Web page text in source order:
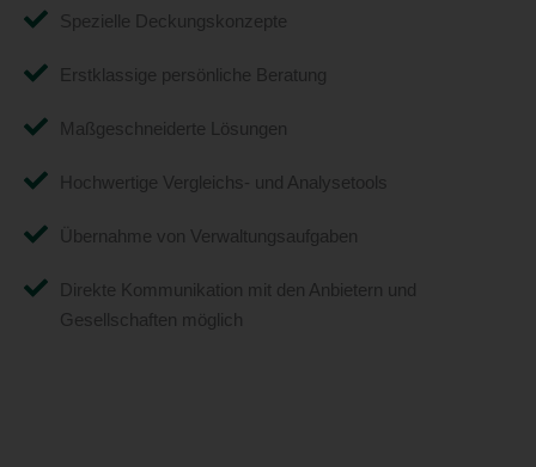
Spezielle Deckungskonzepte
Erstklassige persönliche Beratung
Maßgeschneiderte Lösungen
Hochwertige Vergleichs- und Analysetools
Übernahme von Verwaltungsaufgaben
Direkte Kommunikation mit den Anbietern und
Gesellschaften möglich